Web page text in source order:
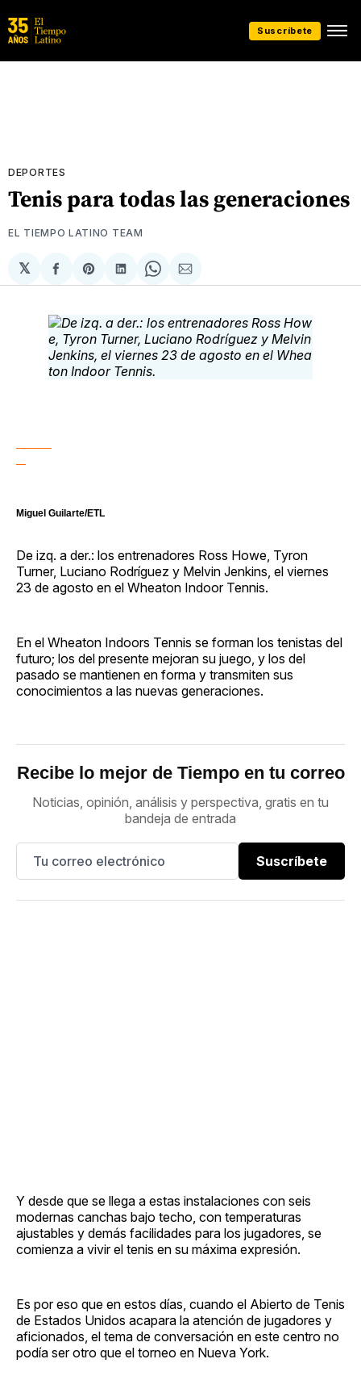
Suscríbete
DEPORTES
Tenis para todas las generaciones
EL TIEMPO LATINO TEAM
𝕏
Compartir
en
Share
on
Compartir
en
Share
on
Compartir
via
Miguel Guilarte/ETL
De izq. a der.: los entrenadores Ross Howe, Tyron
Turner, Luciano Rodríguez y Melvin Jenkins, el viernes
23 de agosto en el Wheaton Indoor Tennis.
En el Wheaton Indoors Tennis se forman los tenistas del
futuro; los del presente mejoran su juego, y los del
pasado se mantienen en forma y transmiten sus
conocimientos a las nuevas generaciones.
Recibe lo mejor de Tiempo en tu correo
Noticias, opinión, análisis y perspectiva, gratis en tu
bandeja de entrada
Suscríbete
Y desde que se llega a estas instalaciones con seis
modernas canchas bajo techo, con temperaturas
ajustables y demás facilidades para los jugadores, se
comienza a vivir el tenis en su máxima expresión.
Es por eso que en estos días, cuando el Abierto de Tenis
de Estados Unidos acapara la atención de jugadores y
aficionados, el tema de conversación en este centro no
podía ser otro que el torneo en Nueva York.